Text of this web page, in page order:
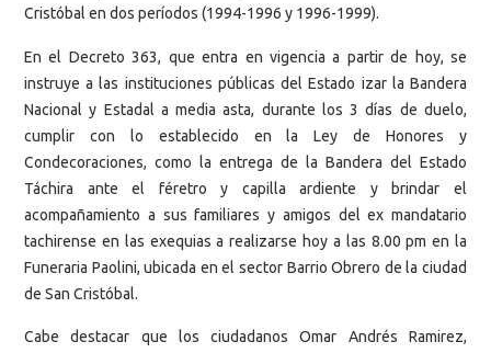
Cristóbal en dos períodos (1994-1996 y 1996-1999).
En el Decreto 363, que entra en vigencia a partir de hoy, se
instruye a las instituciones públicas del Estado izar la Bandera
Nacional y Estadal a media asta, durante los 3 días de duelo,
cumplir con lo establecido en la Ley de Honores y
Condecoraciones, como la entrega de la Bandera del Estado
Táchira ante el féretro y capilla ardiente y brindar el
acompañamiento a sus familiares y amigos del ex mandatario
tachirense en las exequias a realizarse hoy a las 8.00 pm en la
Funeraria Paolini, ubicada en el sector Barrio Obrero de la ciudad
de San Cristóbal.
Cabe destacar que los ciudadanos Omar Andrés Ramirez,